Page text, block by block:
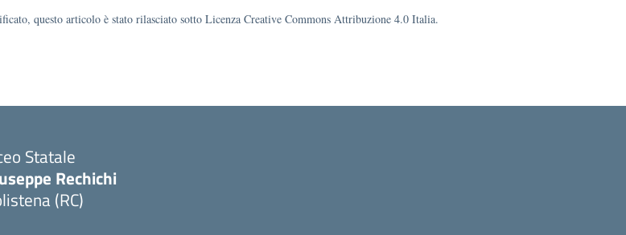
questo articolo è stato rilasciato sotto Licenza Creative Commons Attribuzione 4.0 Italia.
Statale
Rechichi
(RC)